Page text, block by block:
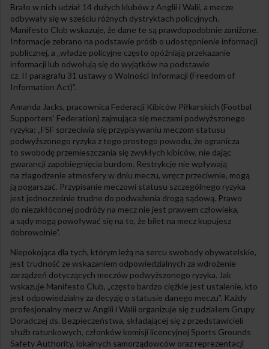
Brało w nich udział 14 dużych klubów z Anglii i Walii, a mecze
odbywały się w sześciu różnych dystryktach policyjnych.
Manifesto Club wskazuje, że dane te są prawdopodobnie zaniżone.
Informacje zebrano na podstawie próśb o udostępnienie informacji
publicznej, a „władze policyjne często opóźniają przekazanie
informacji lub odwołują się do wyjątków na podstawie
cz. II paragrafu 31 ustawy o Wolności Informacji (Freedom of
Information Act)”.
Amanda Jacks, pracownica Federacji Kibiców Piłkarskich (Footbal
Supporters’ Federation) zajmująca się meczami podwyższonego
ryzyka: „FSF sprzeciwia się przypisywaniu meczom statusu
podwyższonego ryzyka z tego prostego powodu, że ogranicza
to swobodę przemieszczania się zwykłych kibiców, nie dając
gwarancji zapobiegnięcia burdom. Restrykcje nie wpływają
na złagodzenie atmosfery w dniu meczu, wręcz przeciwnie, mogą
ją pogarszać. Przypisanie meczowi statusu szczególnego ryzyka
jest jednocześnie trudne do podważenia drogą sądową. Prawo
do niezakłóconej podróży na mecz nie jest prawem człowieka,
a sądy mogą powoływać się na to, że bilet na mecz kupujesz
dobrowolnie”.
Niepokojąca dla tych, którym leżą na sercu swobody obywatelskie,
jest trudność ze wskazaniem odpowiedzialnych za wdrożenie
zarządzeń dotyczących meczów podwyższonego ryzyka. Jak
wskazuje Manifesto Club, „często bardzo ciężkie jest ustalenie, kto
jest odpowiedzialny za decyzję o statusie danego meczu”. Każdy
profesjonalny mecz w Anglii i Walii organizuje się z udziałem Grupy
Doradczej ds. Bezpieczeństwa, składającej się z przedstawicieli
służb ratunkowych, członków komisji licencyjnej Sports Grounds
Safety Authority, lokalnych samorządowców oraz reprezentacji